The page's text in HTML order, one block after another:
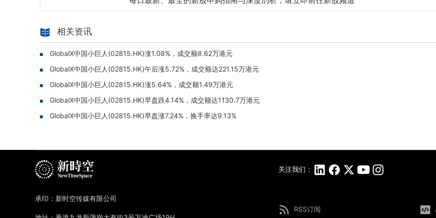
相关资讯
GlobalX中国小巨人(02815.HK)涨1.08%，成交额8.62万港元
GlobalX中国小巨人(02815.HK)午后涨5.72%，成交额达221.15万港元
GlobalX中国小巨人(02815.HK)涨5.64%，成交额1.49万港元
GlobalX中国小巨人(02815.HK)早盘跌4.14%，成交额达1130.7万港元
GlobalX中国小巨人(02815.HK)早盘涨7.24%，换手率达9.13%
关注我们：
RSS订阅
承印：新时空传媒有限公司